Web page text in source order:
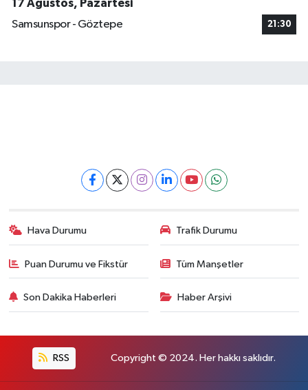
17 Ağustos, Pazartesi
Samsunspor - Göztepe
21:30
Hava Durumu Trafik Durumu
Puan Durumu ve Fikstür Tüm Manşetler
Son Dakika Haberleri Haber Arşivi
RSS Copyright © 2024. Her hakkı saklıdır.